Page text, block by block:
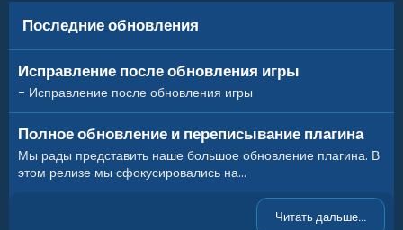
Последние обновления
Исправление после обновления игры
- Исправление после обновления игры
Полное обновление и переписывание плагина
Мы рады представить наше большое обновление плагина. В
этом релизе мы сфокусировались на...
Читать дальше...